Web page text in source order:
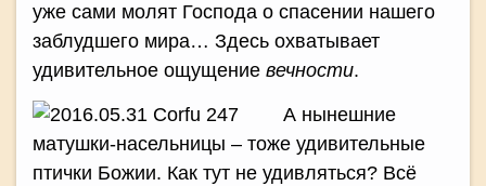
уже сами молят Господа о спасении нашего
заблудшего мира… Здесь охватывает
удивительное ощущение вечности.
А нынешние
матушки-насельницы – тоже удивительные
птички Божии. Как тут не удивляться? Всё